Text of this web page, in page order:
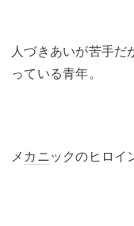
人づきあいが苦手
っている青年。
メ カニ ックのヒロイ